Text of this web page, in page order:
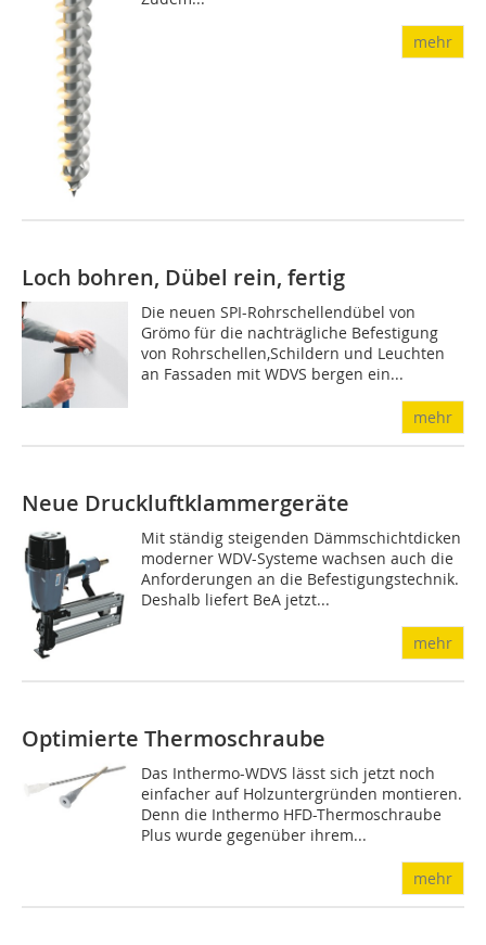
mehr
Loch bohren, Dübel rein, fertig
Die neuen SPI-Rohrschellendübel von
Grömo für die nachträgliche Befestigung
von Rohrschellen,Schildern und Leuchten
an Fassaden mit WDVS bergen ein...
mehr
Neue Druckluftklammergeräte
Mit ständig steigenden Dämmschichtdicken
moderner WDV-Systeme wachsen auch die
Anforderungen an die Befestigungstechnik.
Deshalb liefert BeA jetzt...
mehr
Optimierte Thermoschraube
Das Inthermo-WDVS lässt sich jetzt noch
einfacher auf Holzuntergründen montieren.
Denn die Inthermo HFD-Thermoschraube
Plus wurde gegenüber ihrem...
mehr